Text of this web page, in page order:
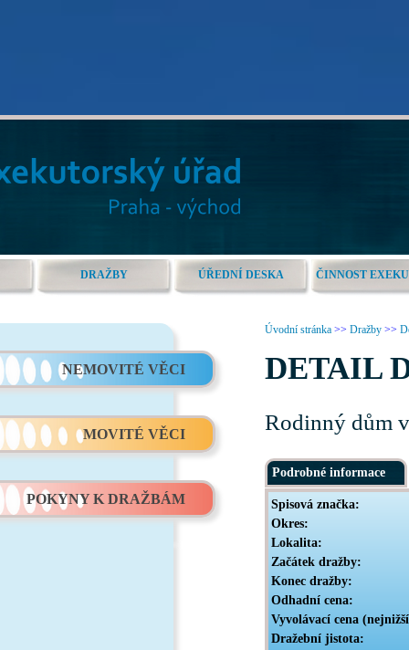
DRAŽBY ÚŘEDNÍ DESKA ČINNOST
NEMOVITÉ VĚCI
MOVITÉ VĚCI
POKYNY K DRAŽBÁM
Úvodní stránka >> Dražby >>
DETAIL
Rodinný dům
Podrobné informace
Spisová značka:
Okres:
Lokalita:
Začátek dražby:
Konec dražby:
Odhadní cena:
Vyvolávací cena
Dražební jistota: